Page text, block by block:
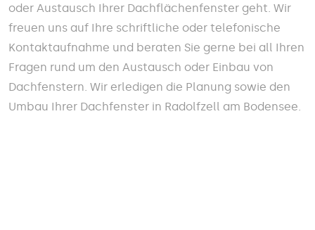
oder Austausch Ihrer Dachflächenfenster geht. Wir
freuen uns auf Ihre schriftliche oder telefonische
Kontaktaufnahme und beraten Sie gerne bei all Ihren
Fragen rund um den Austausch oder Einbau von
Dachfenstern. Wir erledigen die Planung sowie den
Umbau Ihrer Dachfenster in Radolfzell am Bodensee.